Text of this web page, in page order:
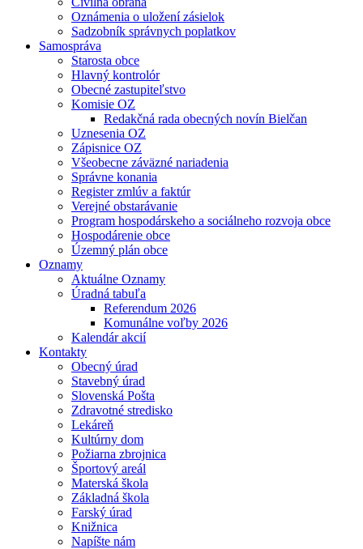
Oznámenia o uložení zásielok
Sadzobník správnych poplatkov
Samospráva
Starosta obce
Hlavný kontrolór
Obecné zastupiteľstvo
Komisie OZ
Redakčná rada obecných novín Bielčan
Uznesenia OZ
Zápisnice OZ
Všeobecne záväzné nariadenia
Správne konania
Register zmlúv a faktúr
Verejné obstarávanie
Program hospodárskeho a sociálneho rozvoja obce
Hospodárenie obce
Územný plán obce
Oznamy
Aktuálne Oznamy
Úradná tabuľa
Referendum 2026
Komunálne voľby 2026
Kalendár akcií
Kontakty
Obecný úrad
Stavebný úrad
Slovenská Pošta
Zdravotné stredisko
Lekáreň
Kultúrny dom
Požiarna zbrojnica
Športový areál
Materská škola
Základná škola
Farský úrad
Knižnica
Napíšte nám